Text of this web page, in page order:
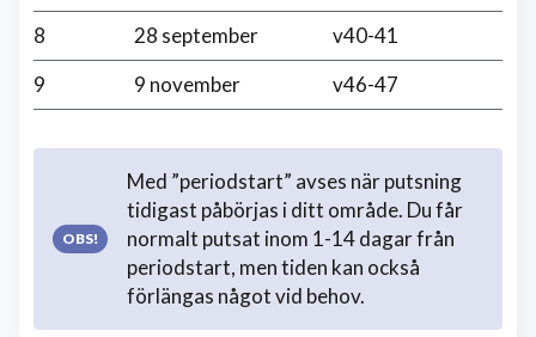
8
28 september
v40-41
9
9 november v46-47
Med ”periodstart” avses när putsning
tidigast påbörjas i ditt område. Du får
normalt putsat inom 1-14 dagar från
periodstart, men tiden kan också
förlängas något vid behov.